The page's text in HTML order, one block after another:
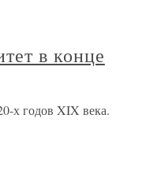
в конце
х годов XIX века.